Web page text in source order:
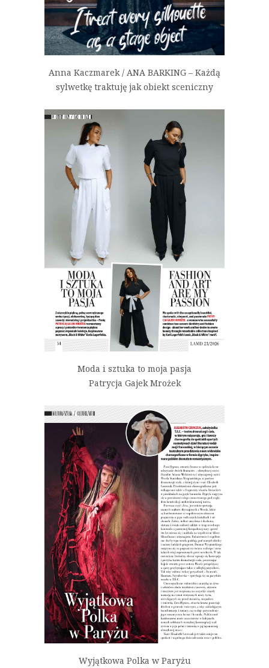
Anna Kaczmarek / ANA BARKING – Każdą
sylwetkę traktuję jak obiekt sceniczny
Moda i sztuka to moja pasja
Patrycja Gajek Mrożek
Wyjątkowa Polka w Paryżu